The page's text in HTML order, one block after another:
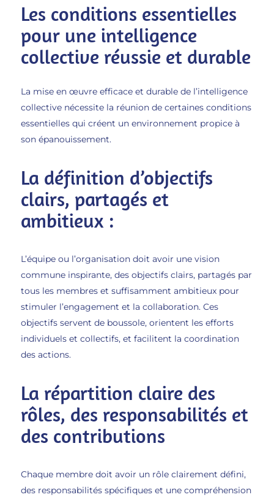
Les conditions essentielles
pour une intelligence
collective réussie et durable
La mise en œuvre efficace et durable de l’intelligence
collective nécessite la réunion de certaines conditions
essentielles qui créent un environnement propice à
son épanouissement.
La définition d’objectifs
clairs, partagés et
ambitieux :
L’équipe ou l’organisation doit avoir une vision
commune inspirante, des objectifs clairs, partagés par
tous les membres et suffisamment ambitieux pour
stimuler l’engagement et la collaboration. Ces
objectifs servent de boussole, orientent les efforts
individuels et collectifs, et facilitent la coordination
des actions.
La répartition claire des
rôles, des responsabilités et
des contributions
Chaque membre doit avoir un rôle clairement défini,
des responsabilités spécifiques et une compréhension